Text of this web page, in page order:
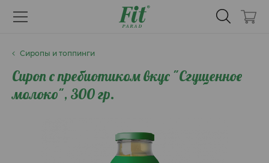
Сиропы и топпинги
Сироп с пребиотиком вкус "Сгущенное
молоко", 300 гр.